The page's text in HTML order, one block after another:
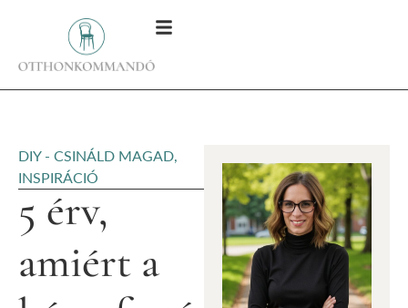
DIY - CSINÁLD MAGAD
INSPIRÁCIÓ
5 érv,
amiért a